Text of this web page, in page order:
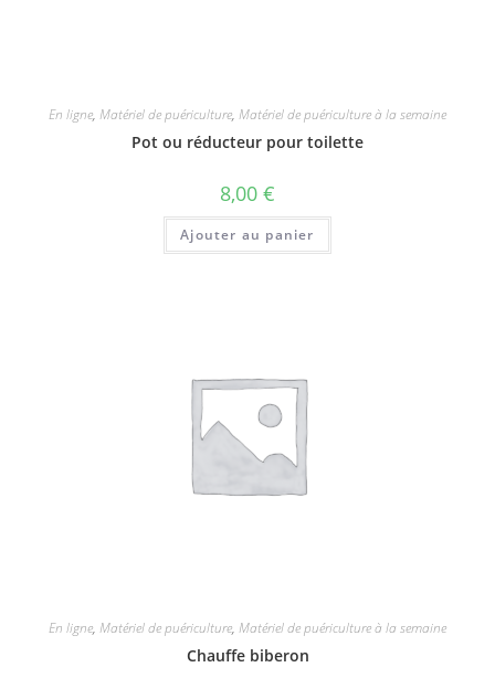
En ligne, Matériel de puériculture, Matériel de puériculture à la semaine
Pot ou réducteur pour toilette
8,00 €
Ajouter au panier
En ligne, Matériel de puériculture, Matériel de puériculture à la semaine
Chauffe biberon